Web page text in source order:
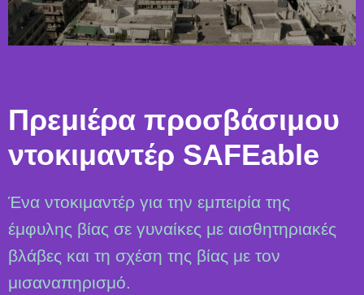
Πρεμιέρα προσβάσιμου
ντοκιμαντέρ SAFEable
Ένα ντοκιμαντέρ για την εμπειρία της
έμφυλης βίας σε γυναίκες με αισθητηριακές
βλάβες και τη σχέση της βίας με τον
μισαναπηρισμό.